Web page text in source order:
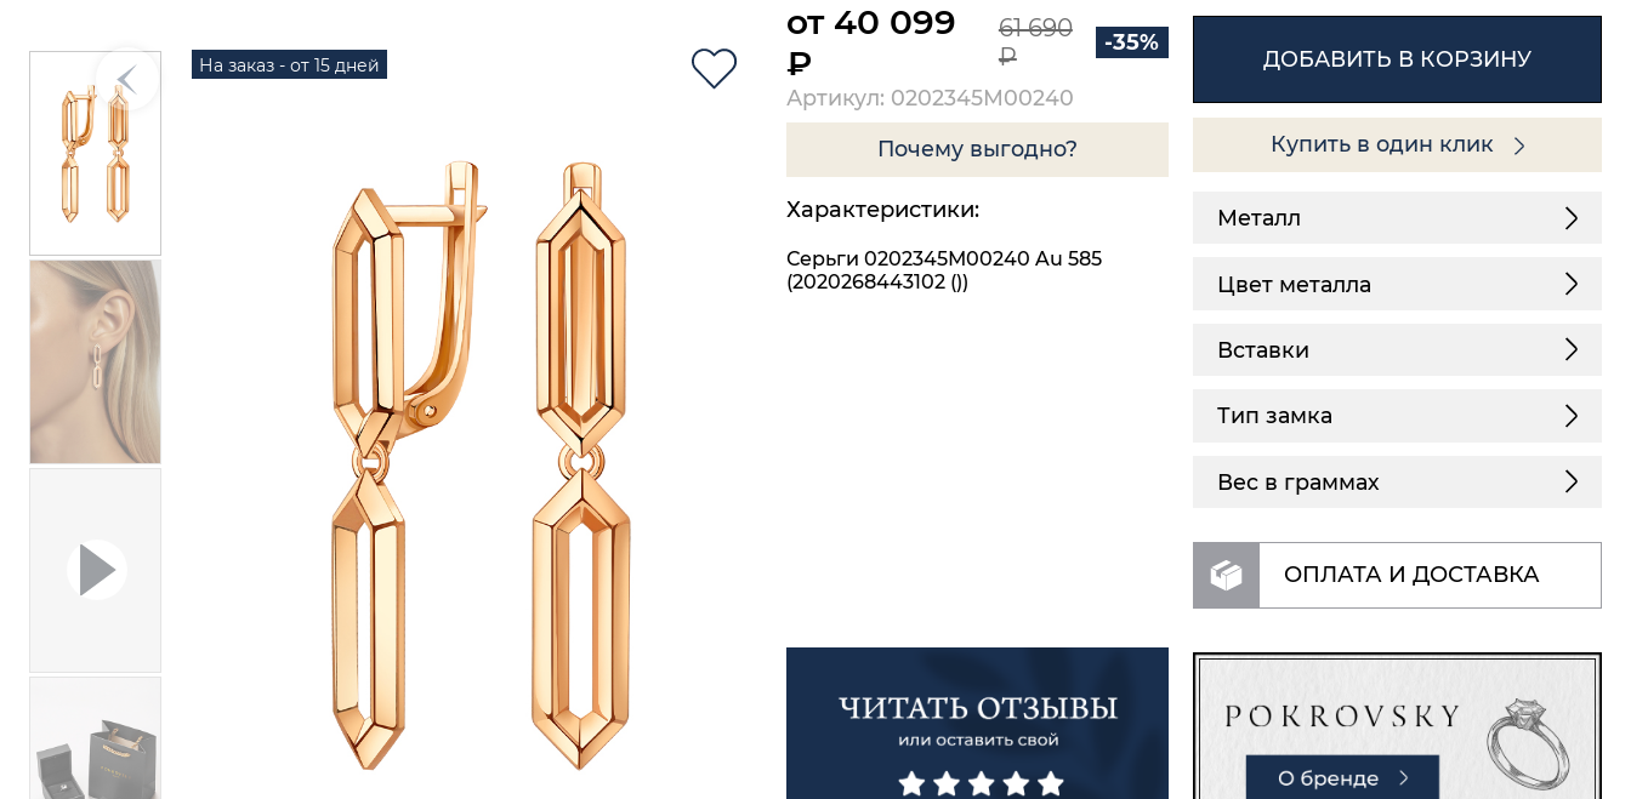
На заказ - от 15 дней
от 40 099
₽
61 690
₽
-35%
Артикул: 0202345М00240
Почему выгодно?
Характеристики:
Серьги 0202345М00240 Au 585
(2020268443102 ())
ДОБАВИТЬ В КОРЗИНУ
Купить в один клик
Металл
Цвет металла
Вставки
Тип замка
Вес в граммах
ОПЛАТА И ДОСТАВКА